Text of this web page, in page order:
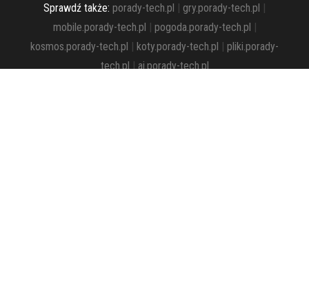
Sprawdź także: porady-tech.pl | gry.porady-tech.pl |
mobile.porady-tech.pl | pogoda.porady-tech.pl |
kosmos.porady-tech.pl | koty.porady-tech.pl | pliki.porady-
tech.pl | ai.porady-tech.pl